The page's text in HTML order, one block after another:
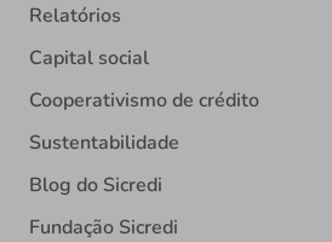
Relatórios
Capital social
Cooperativismo de crédito
Sustentabilidade
Blog do Sicredi
Fundação Sicredi